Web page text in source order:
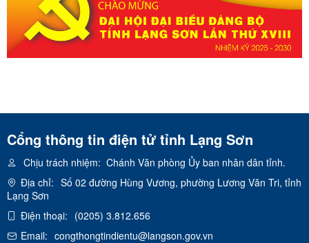
Cổng thông tin điện tử tỉnh Lạng Sơn
Chịu trách nhiệm: Chánh Văn phòng Ủy ban nhân dân tỉnh.
Địa chỉ: Số 02 đường Hùng Vương, phường Lương Văn Tri, tỉnh
Lạng Sơn
Điện thoại: (0205) 3.812.656
Email: congthongtindientu@langson.gov.vn